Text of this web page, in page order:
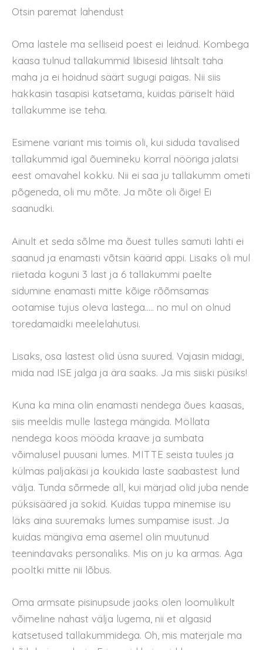
Otsin paremat lahendust
Oma lastele ma selliseid poest ei leidnud. Kombega
kaasa tulnud tallakummid libisesid lihtsalt taha
maha ja ei hoidnud säärt sugugi paigas. Nii siis
hakkasin tasapisi katsetama, kuidas päriselt häid
tallakumme ise teha.
Esimene variant mis toimis oli, kui siduda tavalised
tallakummid igal õuemineku korral nööriga jalatsi
eest omavahel kokku. Nii ei saa ju tallakumm ometi
põgeneda, oli mu mõte. Ja mõte oli õige! Ei
saanudki.
Ainult et seda sõlme ma õuest tulles samuti lahti ei
saanud ja enamasti võtsin käärid appi. Lisaks oli mul
riietada koguni 3 last ja 6 tallakummi paelte
sidumine enamasti mitte kõige rõõmsamas
ootamise tujus oleva lastega….. no mul on olnud
toredamaidki meelelahutusi.
Lisaks, osa lastest olid üsna suured. Vajasin midagi,
mida nad ISE jalga ja ära saaks. Ja mis siiski püsiks!
Kuna ka mina olin enamasti nendega õues kaasas,
siis meeldis mulle lastega mängida. Möllata
nendega koos mööda kraave ja sumbata
võimalusel puusani lumes. MITTE seista tuules ja
külmas paljakäsi ja koukida laste saabastest lund
välja. Tunda sõrmede all, kui märjad olid juba nende
püksisääred ja sokid. Kuidas tuppa minemise isu
läks aina suuremaks lumes sumpamise isust. Ja
kuidas mängiva ema asemel olin muutunud
teenindavaks personaliks. Mis on ju ka armas. Aga
pooltki mitte nii lõbus.
Oma armsate pisinupsude jaoks olen loomulikult
võimeline nahast välja lugema, nii et algasid
katsetused tallakummidega. Oh, mis materjale ma